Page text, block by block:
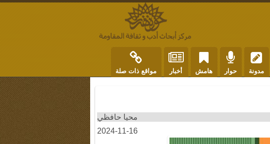
مدونة حوار هامش أخبار مواقع ذات صلة
محيا حافظي
2024-11-16